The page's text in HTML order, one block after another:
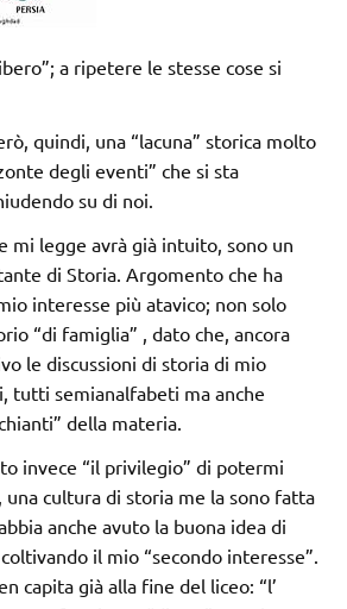
a ripetere le stesse cose si
quindi, una “lacuna” storica molto
degli eventi” che si sta
su di noi.
mi legge avrà già intuito, sono un
di Storia. Argomento che ha
interesse più atavico; non solo
“di famiglia” , dato che, ancora
le discussioni di storia di mio
tutti semianalfabeti ma anche
della materia.
invece “il privilegio” di potermi
una cultura di storia me la sono fatta
anche avuto la buona idea di
il mio “secondo interesse”.
capita già alla fine del liceo: “l’